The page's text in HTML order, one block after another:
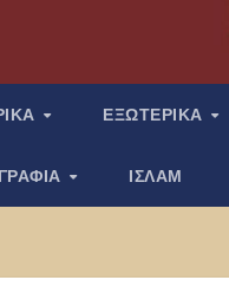
ΕΞΩΤΕΡΙΚΑ
ΙΣΛΑΜ